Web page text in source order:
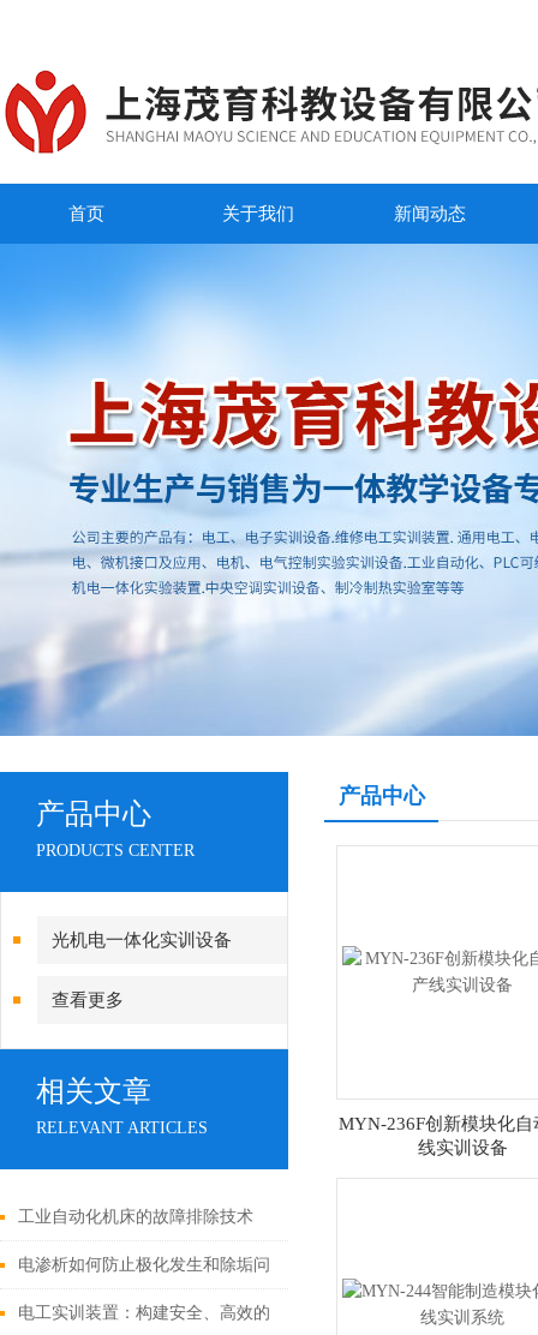
首页 关于我们 新闻动态
产品中心
PRODUCTS CENTER
光机电一体化实训设备
查看更多
相关文章
RELEVANT ARTICLES
工业自动化机床的故障排除技术
电渗析如何防止极化发生和除垢问
题
电工实训装置：构建安全、高效的
产品中心
MYN-236F创新模块化自
线实训设备